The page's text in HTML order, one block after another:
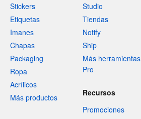
Stickers
Etiquetas
Imanes
Chapas
Packaging
Ropa
Acrílicos
Más productos
Studio
Tiendas
Notify
Ship
Más herramientas
Pro
Recursos
Promociones